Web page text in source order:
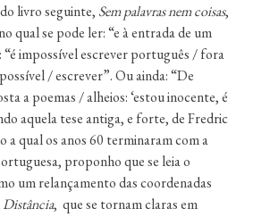
livro seguinte, Sem palavras nem coisas,
qual se pode ler: “e à entrada de um
“é impossível escrever português / fora
/ escrever”. Ou ainda: “De
a poemas / alheios: ‘estou inocente, é
aquela tese antiga, e forte, de Fredric
a qual os anos 60 terminaram com a
proponho que se leia o
um relançamento das coordenadas
, que se tornam claras em